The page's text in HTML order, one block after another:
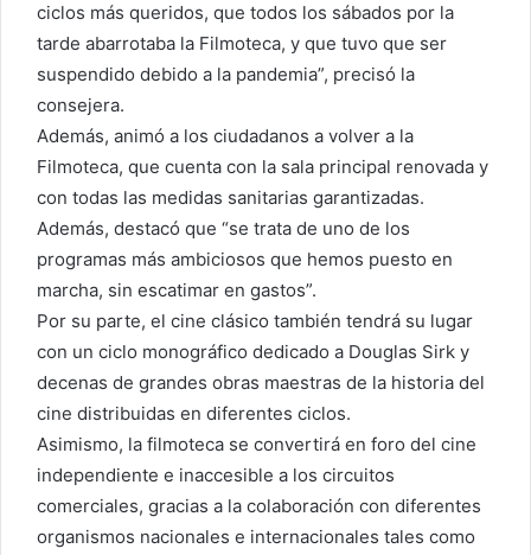
ciclos más queridos, que todos los sábados por la
tarde abarrotaba la Filmoteca, y que tuvo que ser
suspendido debido a la pandemia”, precisó la
consejera.
Además, animó a los ciudadanos a volver a la
Filmoteca, que cuenta con la sala principal renovada y
con todas las medidas sanitarias garantizadas.
Además, destacó que “se trata de uno de los
programas más ambiciosos que hemos puesto en
marcha, sin escatimar en gastos”.
Por su parte, el cine clásico también tendrá su lugar
con un ciclo monográfico dedicado a Douglas Sirk y
decenas de grandes obras maestras de la historia del
cine distribuidas en diferentes ciclos.
Asimismo, la filmoteca se convertirá en foro del cine
independiente e inaccesible a los circuitos
comerciales, gracias a la colaboración con diferentes
organismos nacionales e internacionales tales como